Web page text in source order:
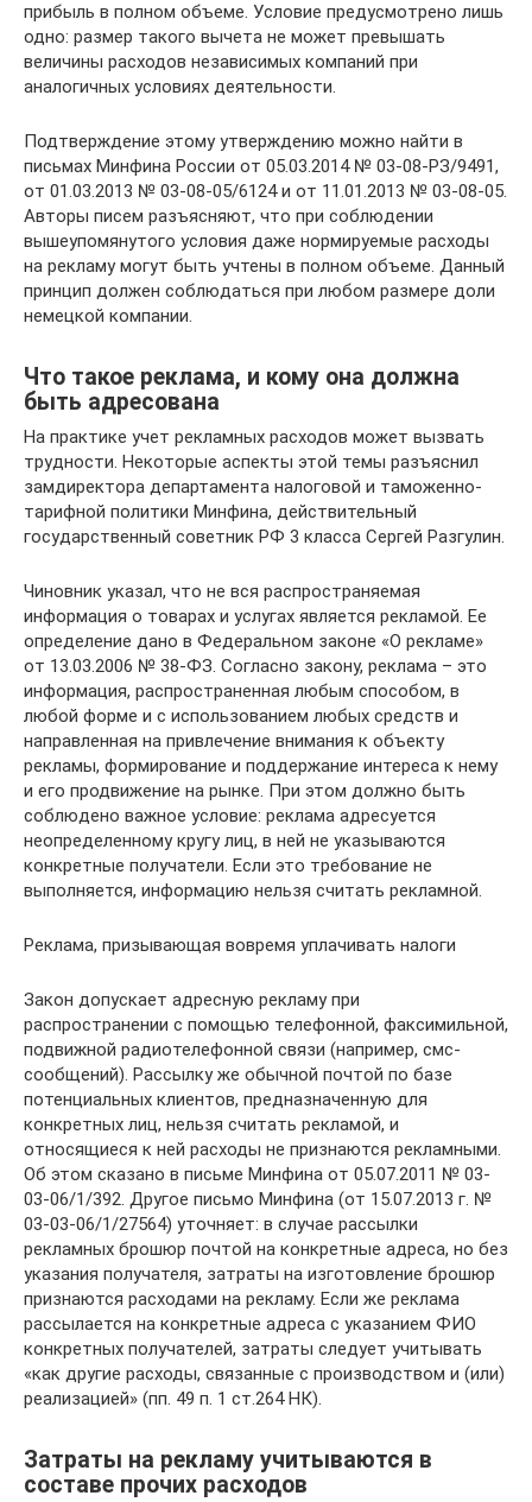
прибыль в полном объеме. Условие предусмотрено лишь
одно: размер такого вычета не может превышать
величины расходов независимых компаний при
аналогичных условиях деятельности.
Подтверждение этому утверждению можно найти в
письмах Минфина России от 05.03.2014 № 03-08-РЗ/9491,
от 01.03.2013 № 03-08-05/6124 и от 11.01.2013 № 03-08-05.
Авторы писем разъясняют, что при соблюдении
вышеупомянутого условия даже нормируемые расходы
на рекламу могут быть учтены в полном объеме. Данный
принцип должен соблюдаться при любом размере доли
немецкой компании.
Что такое реклама, и кому она должна
быть адресована
На практике учет рекламных расходов может вызвать
трудности. Некоторые аспекты этой темы разъяснил
замдиректора департамента налоговой и таможенно-
тарифной политики Минфина, действительный
государственный советник РФ 3 класса Сергей Разгулин.
Чиновник указал, что не вся распространяемая
информация о товарах и услугах является рекламой. Ее
определение дано в Федеральном законе «О рекламе»
от 13.03.2006 № 38-ФЗ. Согласно закону, реклама – это
информация, распространенная любым способом, в
любой форме и с использованием любых средств и
направленная на привлечение внимания к объекту
рекламы, формирование и поддержание интереса к нему
и его продвижение на рынке. При этом должно быть
соблюдено важное условие: реклама адресуется
неопределенному кругу лиц, в ней не указываются
конкретные получатели. Если это требование не
выполняется, информацию нельзя считать рекламной.
Реклама, призывающая вовремя уплачивать налоги
Закон допускает адресную рекламу при
распространении с помощью телефонной, факсимильной,
подвижной радиотелефонной связи (например, смс-
сообщений). Рассылку же обычной почтой по базе
потенциальных клиентов, предназначенную для
конкретных лиц, нельзя считать рекламой, и
относящиеся к ней расходы не признаются рекламными.
Об этом сказано в письме Минфина от 05.07.2011 № 03-
03-06/1/392. Другое письмо Минфина (от 15.07.2013 г. №
03-03-06/1/27564) уточняет: в случае рассылки
рекламных брошюр почтой на конкретные адреса, но без
указания получателя, затраты на изготовление брошюр
признаются расходами на рекламу. Если же реклама
рассылается на конкретные адреса с указанием ФИО
конкретных получателей, затраты следует учитывать
«как другие расходы, связанные с производством и (или)
реализацией» (пп. 49 п. 1 ст.264 НК).
Затраты на рекламу учитываются в
составе прочих расходов